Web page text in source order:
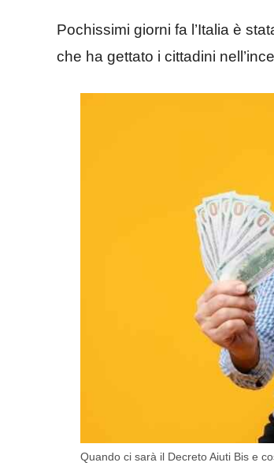
Pochissimi giorni fa l’Italia è
che ha gettato i cittadini
Quando ci sarà il Decreto Aiuti Bis e